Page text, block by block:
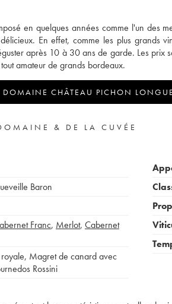
en quelques années comme l'un des
En effet, comme les plus grands
après 10 à 30 ans de garde. Les prix
amateur de grands bordeaux.
DOMAINE CHÂTEAU PICHON
& DE LA CUVÉE
Baron
Franc, Merlot, Cabernet
, Magret de canard avec
Rossini